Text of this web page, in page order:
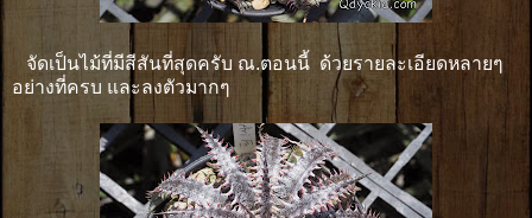
จัดเป็นไม้ที่มีสีสันที่สุดครับ ณ.ตอนนี้ ด้วยรายละเอียดหลายๆ
อย่างที่ครบ และลงตัวมากๆ